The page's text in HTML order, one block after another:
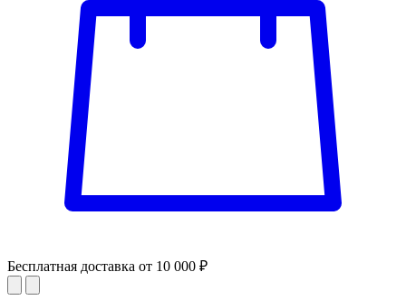
Бесплатная доставка от 10 000 ₽